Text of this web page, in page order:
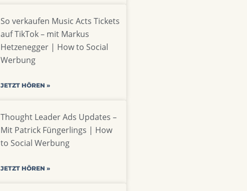
So verkaufen Music Acts Tickets
auf TikTok – mit Markus
Hetzenegger | How to Social
Werbung
JETZT HÖREN »
Thought Leader Ads Updates –
Mit Patrick Füngerlings | How
to Social Werbung
JETZT HÖREN »